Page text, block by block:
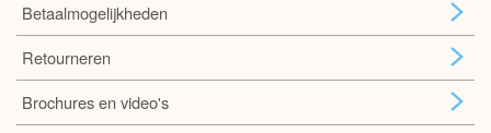
Betaalmogelijkheden
Retourneren
Brochures en video's